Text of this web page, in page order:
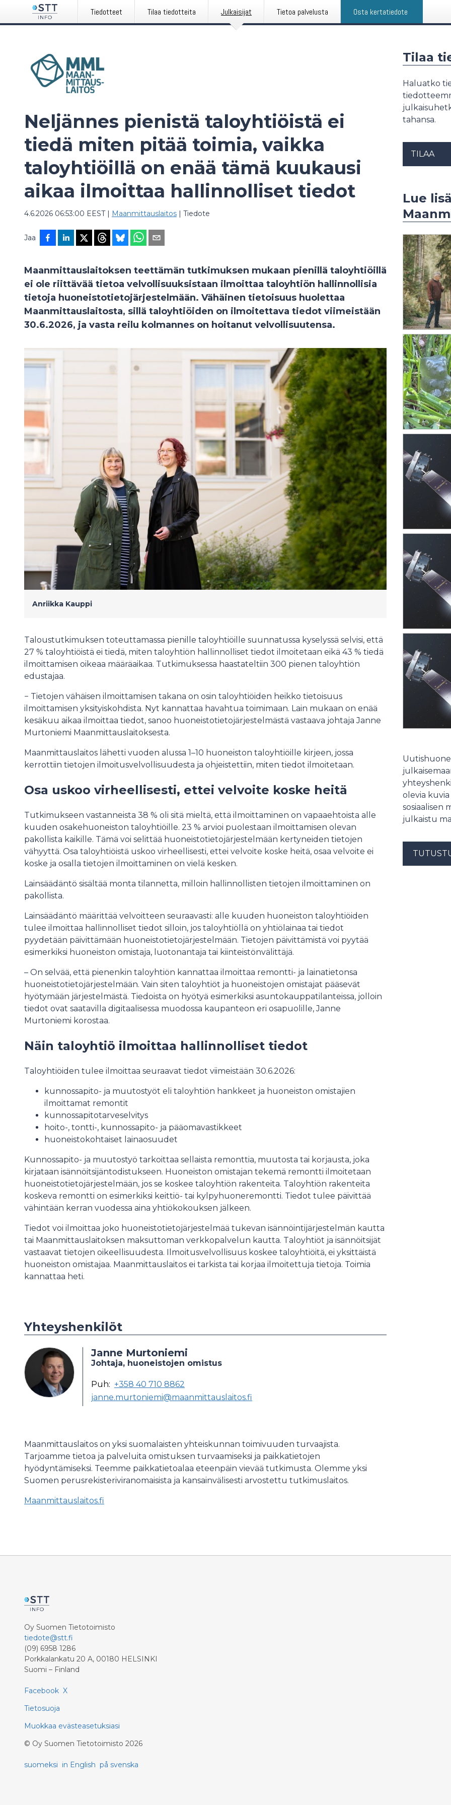
Tiedotteet Tilaa tiedotteita Julkaisijat Tietoa palvelusta Osta kertatiedote
Neljännes pienistä taloyhtiöistä ei
tiedä miten pitää toimia, vaikka
taloyhtiöillä on enää tämä kuukausi
aikaa ilmoittaa hallinnolliset tiedot
4.6.2026 06:53:00 EEST| Maanmittauslaitos | Tiedote
Jaa
Maanmittauslaitoksen teettämän tutkimuksen mukaan pienillä taloyhtiöillä
ei ole riittävää tietoa velvollisuuksistaan ilmoittaa taloyhtiön hallinnollisia
tietoja huoneistotietojärjestelmään. Vähäinen tietoisuus huolettaa
Maanmittauslaitosta, sillä taloyhtiöiden on ilmoitettava tiedot viimeistään
30.6.2026, ja vasta reilu kolmannes on hoitanut velvollisuutensa.
Anriikka Kauppi
Taloustutkimuksen toteuttamassa pienille taloyhtiöille suunnatussa kyselyssä selvisi, että
27 % taloyhtiöistä ei tiedä, miten taloyhtiön hallinnolliset tiedot ilmoitetaan eikä 43 % tiedä
ilmoittamisen oikeaa määräaikaa. Tutkimuksessa haastateltiin 300 pienen taloyhtiön
edustajaa.
− Tietojen vähäisen ilmoittamisen takana on osin taloyhtiöiden heikko tietoisuus
ilmoittamisen yksityiskohdista. Nyt kannattaa havahtua toimimaan. Lain mukaan on enää
kesäkuu aikaa ilmoittaa tiedot, sanoo huoneistotietojärjestelmästä vastaava johtaja Janne
Murtoniemi Maanmittauslaitoksesta.
Maanmittauslaitos lähetti vuoden alussa 1–10 huoneiston taloyhtiöille kirjeen, jossa
kerrottiin tietojen ilmoitusvelvollisuudesta ja ohjeistettiin, miten tiedot ilmoitetaan.
Osa uskoo virheellisesti, ettei velvoite koske heitä
Tutkimukseen vastanneista 38 % oli sitä mieltä, että ilmoittaminen on vapaaehtoista alle
kuuden osakehuoneiston taloyhtiöille. 23 % arvioi puolestaan ilmoittamisen olevan
pakollista kaikille. Tämä voi selittää huoneistotietojärjestelmään kertyneiden tietojen
vähyyttä. Osa taloyhtiöistä uskoo virheellisesti, ettei velvoite koske heitä, osaa velvoite ei
koske ja osalla tietojen ilmoittaminen on vielä kesken.
Lainsäädäntö sisältää monta tilannetta, milloin hallinnollisten tietojen ilmoittaminen on
pakollista.
Lainsäädäntö määrittää velvoitteen seuraavasti: alle kuuden huoneiston taloyhtiöiden
tulee ilmoittaa hallinnolliset tiedot silloin, jos taloyhtiöllä on yhtiölainaa tai tiedot
pyydetään päivittämään huoneistotietojärjestelmään. Tietojen päivittämistä voi pyytää
esimerkiksi huoneiston omistaja, luotonantaja tai kiinteistönvälittäjä.
– On selvää, että pienenkin taloyhtiön kannattaa ilmoittaa remontti- ja lainatietonsa
huoneistotietojärjestelmään. Vain siten taloyhtiöt ja huoneistojen omistajat pääsevät
hyötymään järjestelmästä. Tiedoista on hyötyä esimerkiksi asuntokauppatilanteissa, jolloin
tiedot ovat saatavilla digitaalisessa muodossa kaupanteon eri osapuolille, Janne
Murtoniemi korostaa.
Näin taloyhtiö ilmoittaa hallinnolliset tiedot
Taloyhtiöiden tulee ilmoittaa seuraavat tiedot viimeistään 30.6.2026:
kunnossapito- ja muutostyöt eli taloyhtiön hankkeet ja huoneiston omistajien
ilmoittamat remontit
kunnossapitotarveselvitys
hoito-, tontti-, kunnossapito- ja pääomavastikkeet
huoneistokohtaiset lainaosuudet
Kunnossapito- ja muutostyö tarkoittaa sellaista remonttia, muutosta tai korjausta, joka
kirjataan isännöitsijäntodistukseen. Huoneiston omistajan tekemä remontti ilmoitetaan
huoneistotietojärjestelmään, jos se koskee taloyhtiön rakenteita. Taloyhtiön rakenteita
koskeva remontti on esimerkiksi keittiö- tai kylpyhuoneremontti. Tiedot tulee päivittää
vähintään kerran vuodessa aina yhtiökokouksen jälkeen.
Tiedot voi ilmoittaa joko huoneistotietojärjestelmää tukevan isännöintijärjestelmän kautta
tai Maanmittauslaitoksen maksuttoman verkkopalvelun kautta. Taloyhtiöt ja isännöitsijät
vastaavat tietojen oikeellisuudesta. Ilmoitusvelvollisuus koskee taloyhtiöitä, ei yksittäistä
huoneiston omistajaa. Maanmittauslaitos ei tarkista tai korjaa ilmoitettuja tietoja. Toimia
kannattaa heti.
Yhteyshenkilöt
Janne Murtoniemi
Johtaja, huoneistojen omistus
Puh: +358 40 710 8862
janne.murtoniemi@maanmittauslaitos.fi
Maanmittauslaitos on yksi suomalaisten yhteiskunnan toimivuuden turvaajista.
Tarjoamme tietoa ja palveluita omistuksen turvaamiseksi ja paikkatietojen
hyödyntämiseksi. Teemme paikkatietoalaa eteenpäin vievää tutkimusta. Olemme yksi
Suomen perusrekisteriviranomaisista ja kansainvälisesti arvostettu tutkimuslaitos.
Maanmittauslaitos.fi
Tilaa
Haluatko
tahansa.
TILAA
Lue
olevia
sosiaalisen
julkaistu
Oy Suomen Tietotoimisto
tiedote@stt.fi
(09) 6958 1286
Porkkalankatu 20 A, 00180 HELSINKI
Suomi – Finland
Facebook X
Tietosuoja
Muokkaa evästeasetuksiasi
© Oy Suomen Tietotoimisto 2026
suomeksi in English på svenska